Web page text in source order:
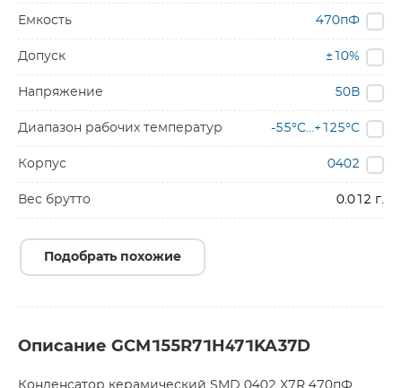
Емкость 470пФ
Допуск ±10%
Напряжение 50В
Диапазон рабочих температур -55°C…+125°C
Корпус 0402
Вес брутто 0.012 г.
Подобрать похожие
Описание GCM155R71H471KA37D
Конденсатор керамический SMD 0402 X7R 470пФ